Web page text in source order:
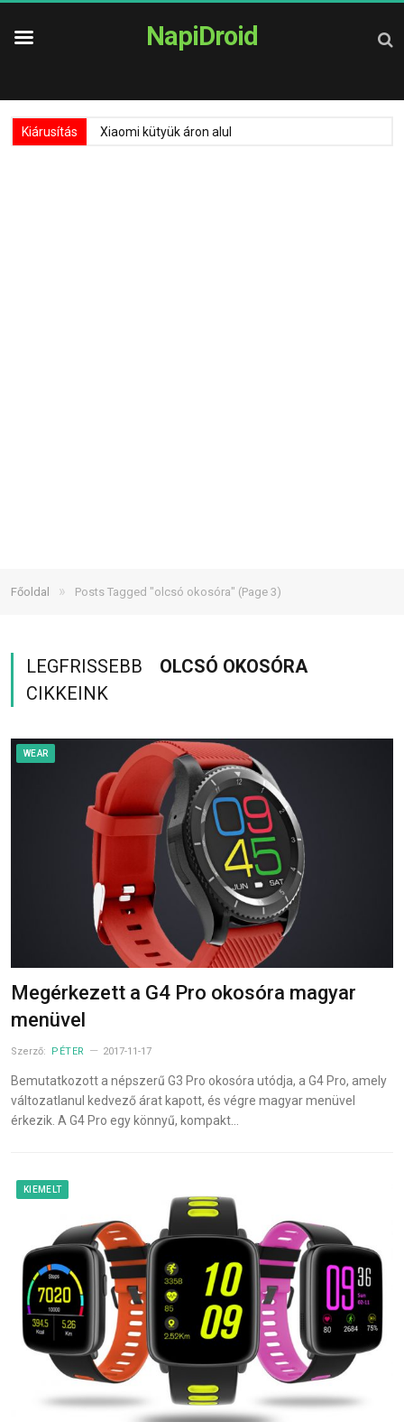
NapiDroid
Kiárusítás Xiaomi kütyük áron alul
Főoldal » Posts Tagged "olcsó okosóra" (Page 3)
LEGFRISSEBB
OLCSÓ OKOSÓRA
CIKKEINK
WEAR
Megérkezett a G4 Pro okosóra magyar
menüvel
Szerző: PÉTER 2017-11-17
Bemutatkozott a népszerű G3 Pro okosóra utódja, a G4 Pro, amely
változatlanul kedvező árat kapott, és végre magyar menüvel
érkezik. A G4 Pro egy könnyű, kompakt…
KIEMELT